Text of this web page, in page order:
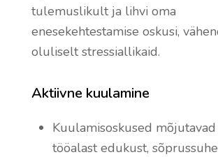
tulemuslikult ja lihvi oma
enesekehtestamise oskusi,
oluliselt stressiallikaid.
Aktiivne kuulamine
Kuulamisoskused mõjutavad
tööalast edukust,